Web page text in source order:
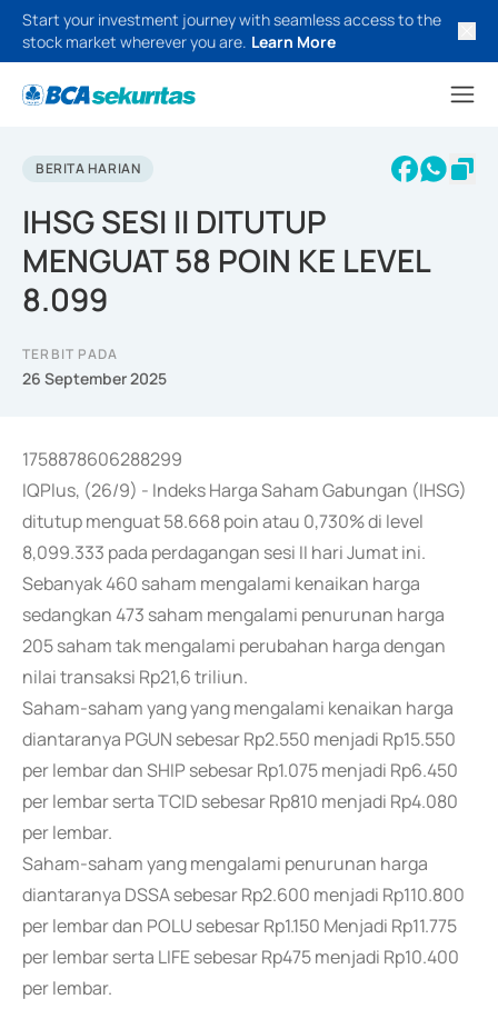
Start your investment journey with seamless access to the
stock market wherever you are. Learn More
BERITA HARIAN
IHSG SESI II DITUTUP
MENGUAT 58 POIN KE LEVEL
8.099
TERBIT PADA
26 September 2025
1758878606288299
IQPlus, (26/9) - Indeks Harga Saham Gabungan (IHSG)
ditutup menguat 58.668 poin atau 0,730% di level
8,099.333 pada perdagangan sesi II hari Jumat ini.
Sebanyak 460 saham mengalami kenaikan harga
sedangkan 473 saham mengalami penurunan harga
205 saham tak mengalami perubahan harga dengan
nilai transaksi Rp21,6 triliun.
Saham-saham yang yang mengalami kenaikan harga
diantaranya PGUN sebesar Rp2.550 menjadi Rp15.550
per lembar dan SHIP sebesar Rp1.075 menjadi Rp6.450
per lembar serta TCID sebesar Rp810 menjadi Rp4.080
per lembar.
Saham-saham yang mengalami penurunan harga
diantaranya DSSA sebesar Rp2.600 menjadi Rp110.800
per lembar dan POLU sebesar Rp1.150 Menjadi Rp11.775
per lembar serta LIFE sebesar Rp475 menjadi Rp10.400
per lembar.